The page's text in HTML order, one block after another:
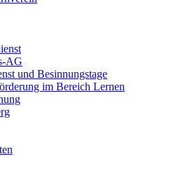
AG
und Besinnungstage
im Bereich Lernen